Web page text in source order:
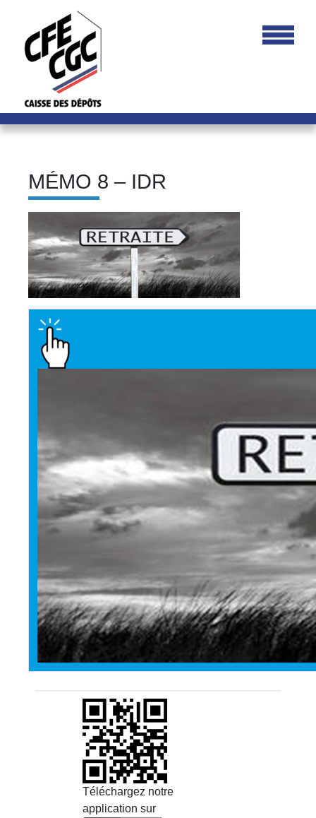
MÉMO 8 – IDR
Téléchargez notre
application sur